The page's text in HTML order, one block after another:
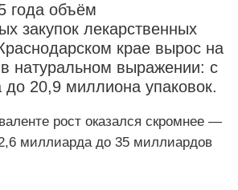
года объём
закупок лекарственных
крае вырос на
натуральном выражении: с
20,9 миллиона упаковок.
рост оказался скромнее —
миллиарда до 35 миллиардов